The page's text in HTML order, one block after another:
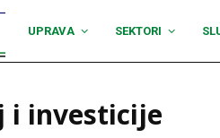
UPRAVA SEKTORI
i investicije